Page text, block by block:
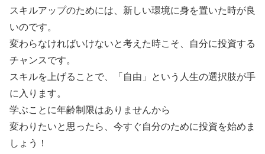
スキルアップのためには、新しい環境に身を置いた時が良
いのです。
変わらなければいけないと考えた時こそ、自分に投資する
チャンスです。
スキルを上げることで、「自由」という人生の選択肢が手
に入ります。
学ぶことに年齢制限はありませんから
変わりたいと思ったら、今すぐ自分のために投資を始めま
しょう！